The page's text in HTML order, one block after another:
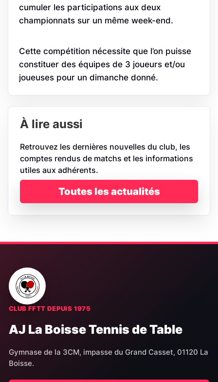
cumuler les participations aux deux
championnats sur un même week-end.
Cette compétition nécessite que l’on puisse
constituer des équipes de 3 joueurs et/ou
joueuses pour un dimanche donné.
À lire aussi
Retrouvez les dernières nouvelles du club, les
comptes rendus de matchs et les informations
utiles aux adhérents.
Toutes les actualités
CLUB FFTT DEPUIS 1975
AJ La Boisse Tennis de Table
Gymnase de la 3CM, impasse du Grand Casset, 01120 La
Boisse.